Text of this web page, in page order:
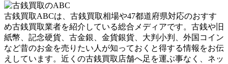
古銭買取ABCは、古銭買取相場や47都道府県対応のおすす
め古銭買取業者を紹介している総合メディアです。古銭や旧
紙幣、記念硬貨、古金銀、金貨銀貨、大判小判、外国コイン
など昔のお金を売りたい人が知っておくと得する情報をお伝
えしています。近くの古銭買取店舗へ足を運ぶ事なく、ネッ